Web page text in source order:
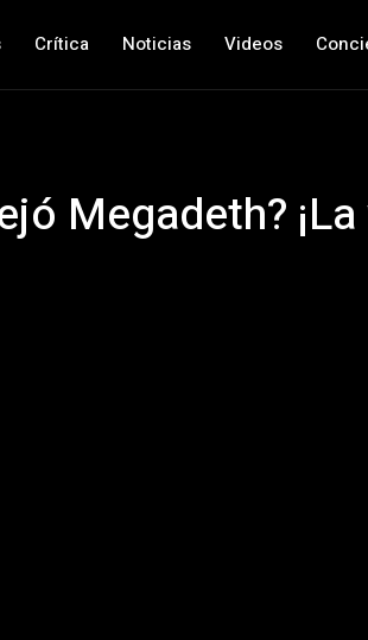
Crítica Noticias Videos
Megadeth?